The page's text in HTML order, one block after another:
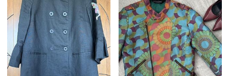
980 грн 700 грн
0